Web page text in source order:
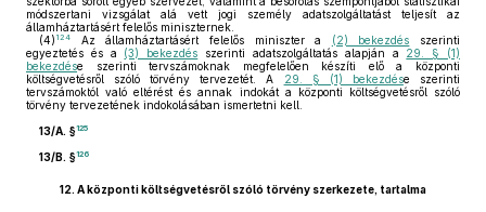
módszertani vizsgálat alá vett jogi személy adatszolgáltatást teljesít az
államháztartásért felelős miniszternek.
(4) 124 Az államháztartásért felelős miniszter a (2) bekezdés szerinti
egyeztetés és a (3) bekezdés szerinti adatszolgáltatás alapján a 29. § (1)
bekezdése szerinti tervszámoknak megfelelően készíti elő a központi
költségvetésről szóló törvény tervezetét. A
29. § (1) bekezdése szerinti
tervszámoktól való eltérést és annak indokát a központi költségvetésről szóló
törvény tervezetének indokolásában ismertetni kell.
13/A. §125
13/B. §126
12. A központi költségvetésről szóló törvény szerkezete, tartalma